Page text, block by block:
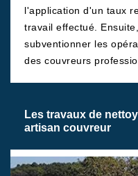
l'application d'un taux
travail effectué.
subventionner les
des couvreurs
Les travaux de
artisan couvreur